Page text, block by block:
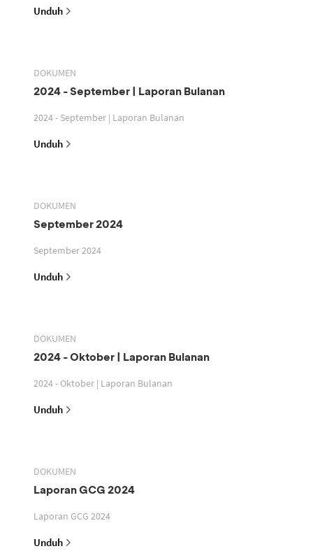
Unduh
DOKUMEN
2024 - September | Laporan Bulanan
2024 - September | Laporan Bulanan
Unduh
DOKUMEN
September 2024
September 2024
Unduh
DOKUMEN
2024 - Oktober | Laporan Bulanan
2024 - Oktober | Laporan Bulanan
Unduh
DOKUMEN
Laporan GCG 2024
Laporan GCG 2024
Unduh